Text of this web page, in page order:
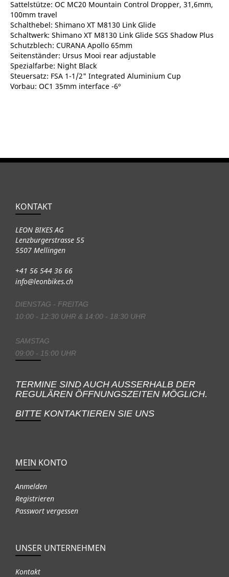
Sattelstütze: OC MC20 Mountain Control Dropper, 31,6mm,
100mm travel
Schalthebel: Shimano XT M8130 Link Glide
Schaltwerk: Shimano XT M8130 Link Glide SGS Shadow Plus
Schutzblech: CURANA Apollo 65mm
Seitenständer: Ursus Mooi rear adjustable
Spezialfarbe: Night Black
Steuersatz: FSA 1-1/2" Integrated Aluminium Cup
Vorbau: OC1 35mm interface -6º
KONTAKT
LEON BIKES AG
Lenzburgerstrasse 55
5507 Mellingen
+41 56 544 36 66
info@leonbikes.ch
DIENSTAG - FREITAG
10:00 - 12:30 UHR & 14:00 - 18:30 UHR
SAMSTAG
09:00 - 15:00 UHR
TERMINE SIND AUCH AUSSERHALB DER
REGULÄREN ÖFFNUNGSZEITEN MÖGLICH.
BITTE KONTAKTIEREN SIE UNS
MEIN KONTO
Anmelden
Registrieren
Passwort vergessen
UNSER UNTERNEHMEN
Kontakt